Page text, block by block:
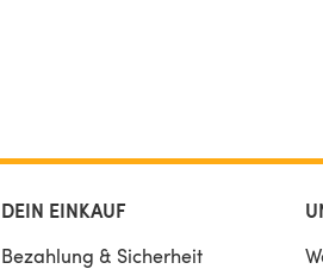
DEIN EINKAUF
Bezahlung & Sicherheit